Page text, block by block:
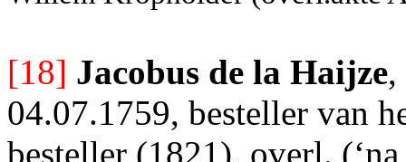
[18] Jacobus de la Haijze,
04.07.1759, besteller van
besteller (1821), overl.